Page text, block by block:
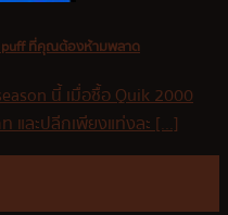
puff ที่คุณต้องห้ามพลาด
นี้ เมื่อซื้อ Quik 2000
และปลีกเพียงแท่งละ [...]